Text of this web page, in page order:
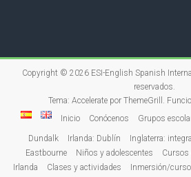
Copyright © 2026 ESI-English Spanish
reservados.
Tema:Accelerate por ThemeGrill.
Inicio
Conócenos Grupos
Dundalk Irlanda: Dublín Inglaterra:
Eastbourne
Niños y adolescentes
Cursos
Irlanda
Clases y actividades Inmersión/